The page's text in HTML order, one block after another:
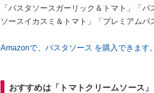
「パスタソースガーリック＆トマト」「
ソースイカスミ＆トマト」「プレミアム
Amazonで、パスタソース を購入できます
おすすめは「トマトクリームソース